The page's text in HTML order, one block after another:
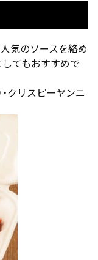
気のソースを絡め
てもおすすめで
クリスピーヤンニ